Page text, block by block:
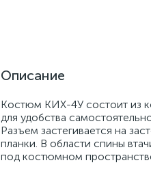
Описание
Костюм КИХ-4У состоит из
для удобства
Разъем застегивается на
планки. В области спины
под костюмном